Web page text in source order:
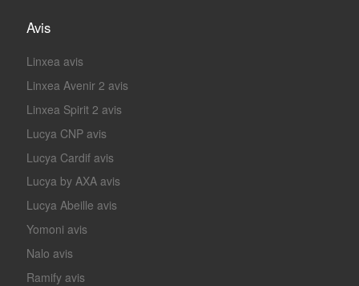
Avis
Linxea avis
Linxea Avenir 2 avis
Linxea Spirit 2 avis
Lucya CNP avis
Lucya Cardif avis
Lucya by AXA avis
Lucya Abeille avis
Yomoni avis
Nalo avis
Ramify avis